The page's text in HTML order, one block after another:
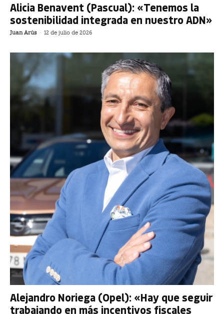
Alicia Benavent (Pascual): «Tenemos la
sostenibilidad integrada en nuestro ADN»
Juan Arús - 12 de julio de 2026
Alejandro Noriega (Opel): «Hay que seguir
trabajando en más incentivos fiscales